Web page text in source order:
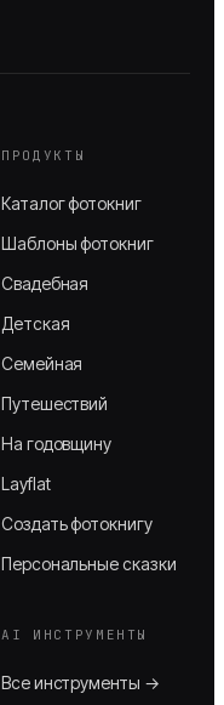
ПРОДУКТЫ
Каталог фотокниг
Шаблоны фотокниг
Свадебная
Детская
Семейная
Путешествий
На годовщину
Layflat
Создать фотокнигу
Персональные сказки
AI ИНСТРУМЕНТЫ
Все инструменты →